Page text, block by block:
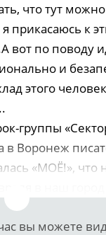
что тут
прикасаюсь к
по поводу
и
этого
группы
Воронеж
«МОЁ!», что
вы можете